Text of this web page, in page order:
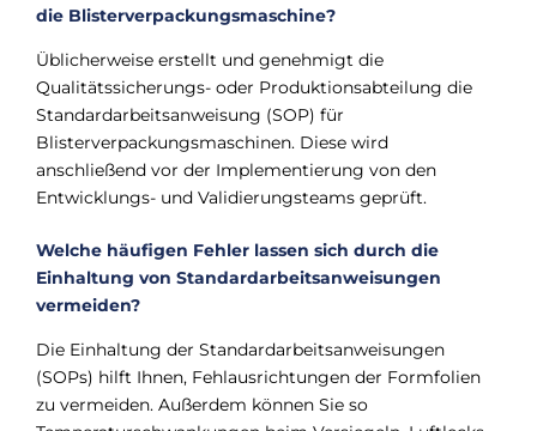
die Blisterverpackungsmaschine?
Üblicherweise erstellt und genehmigt die
Qualitätssicherungs- oder Produktionsabteilung die
Standardarbeitsanweisung (SOP) für
Blisterverpackungsmaschinen. Diese wird
anschließend vor der Implementierung von den
Entwicklungs- und Validierungsteams geprüft.
Welche häufigen Fehler lassen sich durch die
Einhaltung von Standardarbeitsanweisungen
vermeiden?
Die Einhaltung der Standardarbeitsanweisungen
(SOPs) hilft Ihnen, Fehlausrichtungen der Formfolien
zu vermeiden. Außerdem können Sie so